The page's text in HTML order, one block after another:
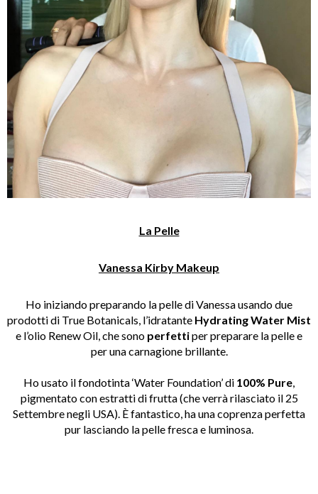
La Pelle
Vanessa Kirby Makeup
Ho iniziando preparando la pelle di Vanessa usando due
prodotti di True Botanicals, l’idratante Hydrating Water Mist
e l’olio Renew Oil, che sono perfettiper preparare la pelle e
per una carnagione brillante.
Ho usato il fondotinta ‘Water Foundation’ di 100% Pure
pigmentato con estratti di frutta (che verrà rilasciato il 25
Settembre negli USA). È fantastico, ha una coprenza perfetta
pur lasciando la pelle fresca e luminosa.